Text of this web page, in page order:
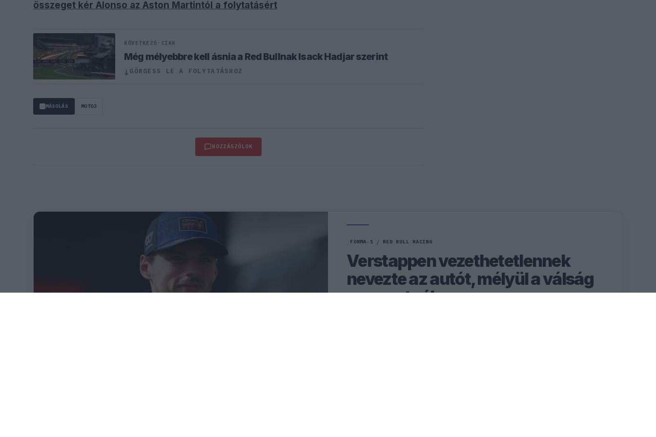
összeget kér Alonso az Aston Martintól a folytatásért
KÖVETKEZŐ CIKK
Még mélyebbre kell ásnia a Red Bullnak Isack Hadjar szerint
↓ GÖRGESS LE A FOLYTATÁSHOZ
MÁSOLÁS MOTO3
HOZZÁSZÓLOK
FORMA-1 / RED BULL RACING
Verstappen vezethetetlennek
nevezte az autót, mélyül a válság
a csapatnál